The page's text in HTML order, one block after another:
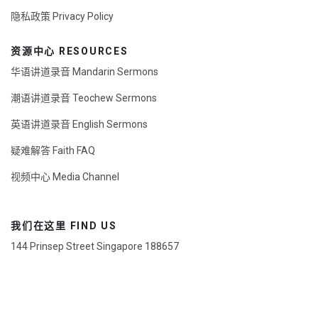
隐私政策 Privacy Policy
资源中心 RESOURCES
华语讲道录音 Mandarin Sermons
潮语讲道录音 Teochew Sermons
英语讲道录音 English Sermons
疑难解答 Faith FAQ
视频中心 Media Channel
我们在这里 FIND US
144 Prinsep Street Singapore 188657